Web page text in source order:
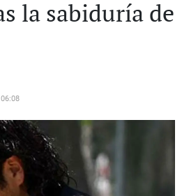
la sabiduría de